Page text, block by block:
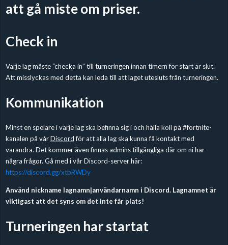
att gå miste om priser.
Check in
Varje lag måste “checka in” till turneringen innan timern för start är slut.
Att misslyckas med detta kan leda till att laget utesluts från turneringen.
Kommunikation
Minst en spelare i varje lag ska befinna sig i och hålla koll på #fortnite-
kanalen på vårDiscordför att alla lag ska kunna få kontakt med
varandra. Det kommer även finnas admins tillgängliga där om ni har
några frågor. Gå med i vår Discord-server här:
https://discord.gg/xtbRWDy
Använd nickname lagnamn|användarnamn i Discord. Lagnamnet är
viktigast att det syns om det inte får plats!
Turneringen har startat